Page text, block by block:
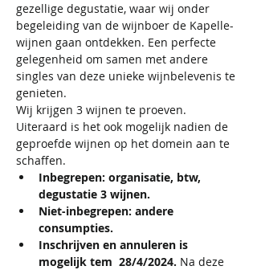
gezellige degustatie, waar wij onder
begeleiding van de wijnboer de Kapelle-
wijnen gaan ontdekken. Een perfecte
gelegenheid om samen met andere
singles van deze unieke wijnbelevenis te
genieten.
Wij krijgen 3 wijnen te proeven.
Uiteraard is het ook mogelijk nadien de
geproefde wijnen op het domein aan te
schaffen.
Inbegrepen: organisatie, btw,
degustatie 3 wijnen.
Niet-inbegrepen: andere
consumpties.
Inschrijven en annuleren is
mogelijk tem  28/4/2024. Na deze